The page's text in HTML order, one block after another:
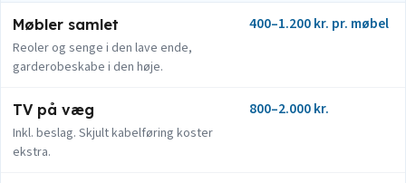
Møbler samlet
Reoler og senge i den lave ende,
garderobeskabe i den høje.
400–1.200 kr. pr. møbel
TV på væg
Inkl. beslag. Skjult kabelføring koster
ekstra.
800–2.000 kr.